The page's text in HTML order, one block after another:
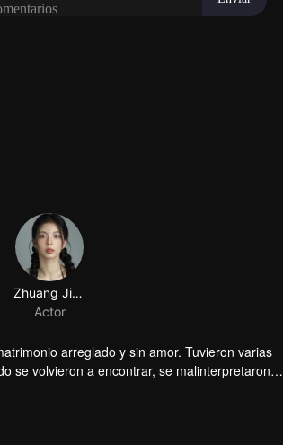
arreglado y sin amor. Tuvieron varias
se volvieron a encontrar, se malinterpretaron
se enteró de que Sheng Mian era Penny y